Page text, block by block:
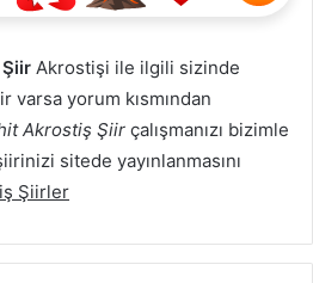
Akrostişi ile ilgili sizinde
varsa yorum kısmından
Akrostiş Şiir çalışmanızı bizimle
sitede yayınlanmasını
Şiirler